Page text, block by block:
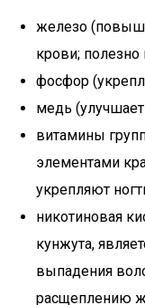
железо
крови;
фосфор
медь
витамины
элементами
укрепляют
никотиновая
кунжута,
выпадения
расщеплению